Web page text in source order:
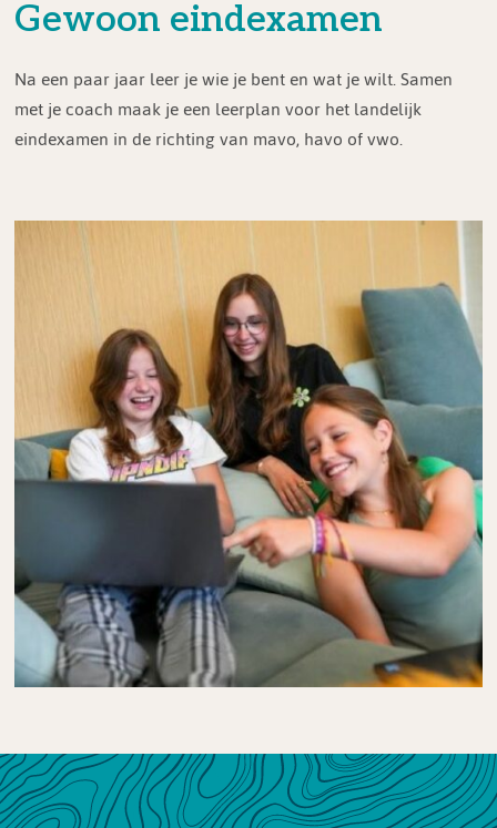
Gewoon eindexamen
Na een paar jaar leer je wie je bent en wat je wilt. Samen
met je coach maak je een leerplan voor het landelijk
eindexamen in de richting van mavo, havo of vwo.